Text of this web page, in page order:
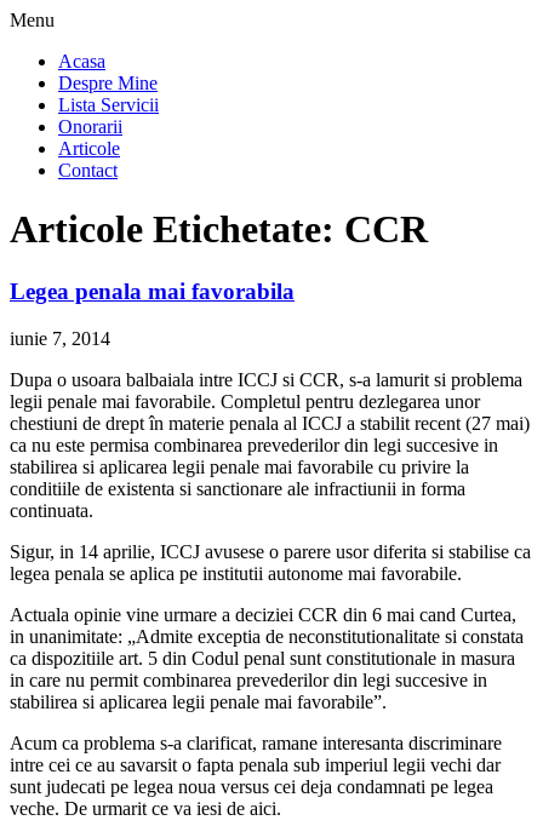
Menu
Acasa
Despre Mine
Lista Servicii
Onorarii
Articole
Contact
Articole Etichetate: CCR
Legea penala mai favorabila
iunie 7, 2014
Dupa o usoara balbaiala intre ICCJ si CCR, s-a lamurit si problema
legii penale mai favorabile. Completul pentru dezlegarea unor
chestiuni de drept în materie penala al ICCJ a stabilit recent (27 mai)
ca nu este permisa combinarea prevederilor din legi succesive in
stabilirea si aplicarea legii penale mai favorabile cu privire la
conditiile de existenta si sanctionare ale infractiunii in forma
continuata.
Sigur, in 14 aprilie, ICCJ avusese o parere usor diferita si stabilise ca
legea penala se aplica pe institutii autonome mai favorabile.
Actuala opinie vine urmare a deciziei CCR din 6 mai cand Curtea,
in unanimitate: „Admite exceptia de neconstitutionalitate si constata
ca dispozitiile art. 5 din Codul penal sunt constitutionale in masura
in care nu permit combinarea prevederilor din legi succesive in
stabilirea si aplicarea legii penale mai favorabile”.
Acum ca problema s-a clarificat, ramane interesanta discriminare
intre cei ce au savarsit o fapta penala sub imperiul legii vechi dar
sunt judecati pe legea noua versus cei deja condamnati pe legea
veche. De urmarit ce va iesi de aici.